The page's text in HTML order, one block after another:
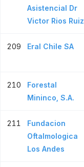
Asistencial Dr
Victor Rios Ruiz
209 Eral Chile SA
210
Forestal
Mininco, S.A.
211
Fundacion
Oftalmologica
Los Andes